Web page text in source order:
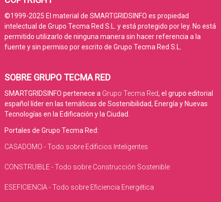
©1999-2025 El material de SMARTGRIDSINFO es propiedad
intelectual de Grupo Tecma Red S.L. y está protegido por ley. No está
permitido utilizarlo de ninguna manera sin hacer referencia a la
fuente y sin permiso por escrito de Grupo Tecma Red S.L.
SOBRE GRUPO TECMA RED
SMARTGRIDSINFO pertenece a Grupo Tecma Red, el grupo editorial
español líder en las temáticas de Sostenibilidad, Energía y Nuevas
Tecnologías en la Edificación y la Ciudad.
Portales de Grupo Tecma Red:
CASADOMO - Todo sobre Edificios Inteligentes
CONSTRUIBLE - Todo sobre Construcción Sostenible
ESEFICIENCIA - Todo sobre Eficiencia Energética